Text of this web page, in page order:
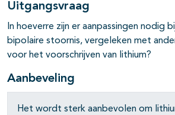
open- en dichtklappen
open- en dichtklappen
Uitgangsvraag
In hoeverre zijn er aanpassingen nodig
bipolaire stoornis, vergeleken met
voor het voorschrijven van lithium?
Aanbeveling
Het wordt sterk aanbevolen om